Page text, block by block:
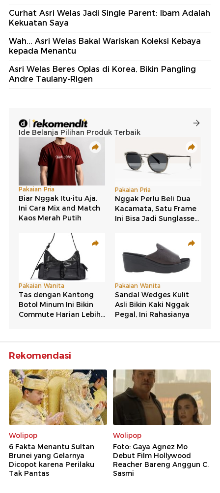
Curhat Asri Welas Jadi Single Parent: Ibam Adalah
Kekuatan Saya
Wah... Asri Welas Bakal Wariskan Koleksi Kebaya
kepada Menantu
Asri Welas Beres Oplas di Korea, Bikin Pangling
Andre Taulany-Rigen
Rekomendasi
Wolipop
6 Fakta Menantu Sultan
Brunei yang Gelarnya
Dicopot karena Perilaku
Tak Pantas
Wolipop
Foto: Gaya Agnez Mo
Debut Film Hollywood
Reacher Bareng Anggun C.
Sasmi